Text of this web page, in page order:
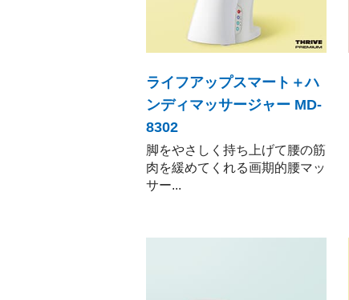
ライフアップスマート＋ハ
ンディマッサージャー MD-
8302
脚をやさしく持ち上げて腰の筋
肉を緩めてくれる画期的腰マッ
サー...